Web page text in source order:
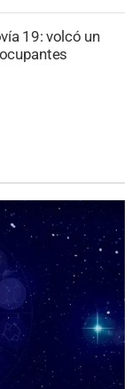
19: volcó un